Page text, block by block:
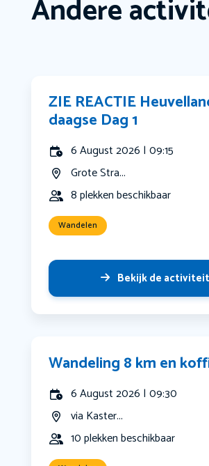
Andere
ZIE REACTIE
daagse Dag 1
6 August 2026 | 09:15
Grote Stra...
8 plekken beschikbaar
Wandelen
Bekijk de activiteit
Wandeling 8 km en
6 August 2026 | 09:30
via Kaster...
10 plekken beschikbaar